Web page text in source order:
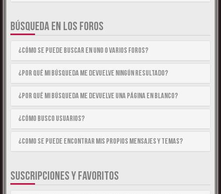
BÚSQUEDA EN LOS FOROS
¿Cómo se puede buscar en uno o varios foros?
¿Por qué mi búsqueda me devuelve ningún resultado?
¿Por qué mi búsqueda me devuelve una página en blanco?
¿Cómo busco usuarios?
¿Como se puede encontrar mis propios mensajes y temas?
SUSCRIPCIONES Y FAVORITOS